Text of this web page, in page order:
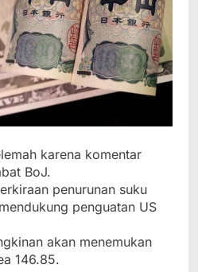
karena komentar
BoJ.
penurunan suku
penguatan US
akan menemukan
146.85.